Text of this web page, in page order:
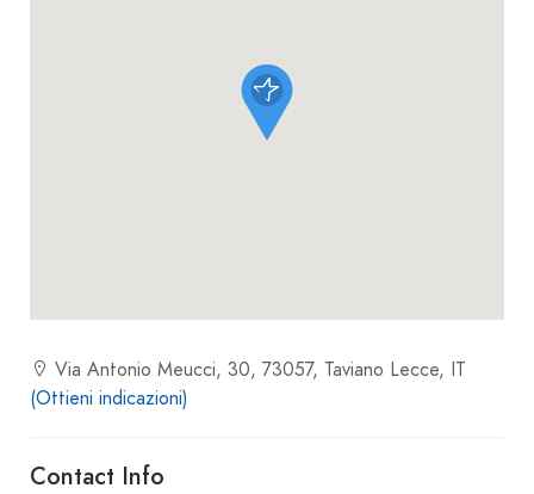
Via Antonio Meucci, 30, 73057, Taviano Lecce, IT
(Ottieni indicazioni)
Contact Info